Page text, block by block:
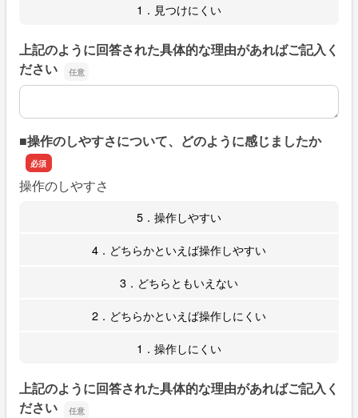
1．見つけにくい
上記のように回答された具体的な理由があればご記入く
ださい
上記のように回答された具体的な理由があればご記入くだ
■操作のしやすさについて、どのように感じましたか
操作のしやすさ
5．操作しやすい
4．どちらかといえば操作しやすい
3．どちらともいえない
2．どちらかといえば操作しにくい
1．操作しにくい
上記のように回答された具体的な理由があればご記入く
ださい